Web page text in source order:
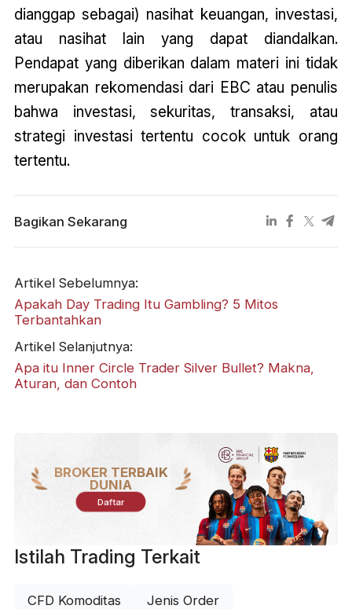
dianggap sebagai) nasihat keuangan, investasi,
atau nasihat lain yang dapat diandalkan.
Pendapat yang diberikan dalam materi ini tidak
merupakan rekomendasi dari EBC atau penulis
bahwa investasi, sekuritas, transaksi, atau
strategi investasi tertentu cocok untuk orang
tertentu.
Bagikan Sekarang
Artikel Sebelumnya:
Apakah Day Trading Itu Gambling? 5 Mitos
Terbantahkan
Artikel Selanjutnya:
Apa itu Inner Circle Trader Silver Bullet? Makna,
Aturan, dan Contoh
BROKER TERBAIK
DUNIA
Daftar
Istilah Trading Terkait
CFD Komoditas Jenis Order